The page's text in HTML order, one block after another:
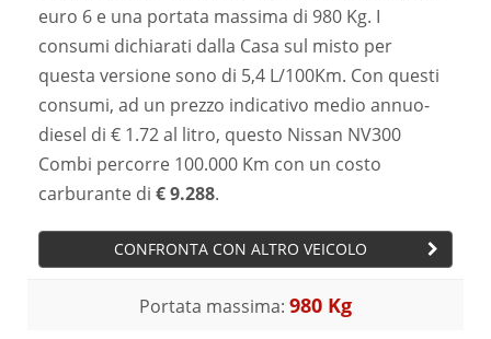
euro 6 e una portata massima di 980 Kg. I
consumi dichiarati dalla Casa sul misto per
questa versione sono di 5,4 L/100Km. Con questi
consumi, ad un prezzo indicativo medio annuo-
diesel di € 1.72 al litro, questo Nissan NV300
Combi percorre 100.000 Km con un costo
carburante di € 9.288.
CONFRONTA CON ALTRO VEICOLO
Portata massima: 980 Kg